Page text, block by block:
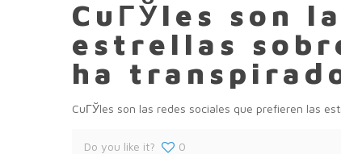
CuГЎles son
estrellas
ha
CuГЎles son las redes sociales que prefieren las
Do you like it? 0